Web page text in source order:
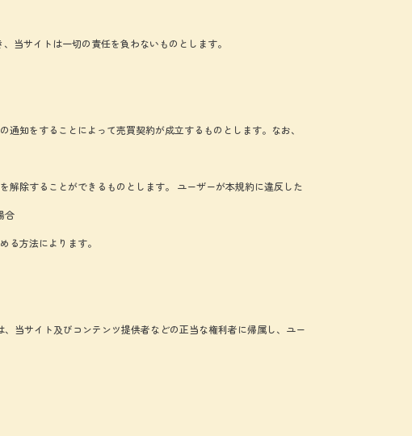
当サイトは一切の責任を負わないものとします。
知をすることによって売買契約が成立するものとします。なお、
除することができるものとします。 ユーザーが本規約に違反した
合
る方法によります。
当サイト及びコンテンツ提供者などの正当な権利者に帰属し、ユー